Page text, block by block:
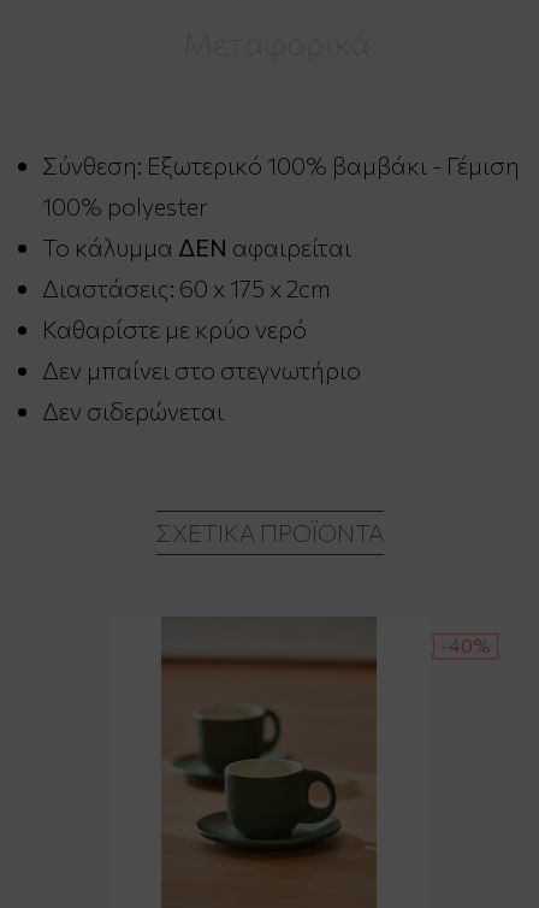
Σύνθεση: Εξωτερικό 100% βαμβάκι - Γέμιση
100% polyester
Το κάλυμμα ΔΕΝ αφαιρείται
Διαστάσεις: 60 x 175 x 2cm
Καθαρίστε με κρύο νερό
Δεν μπαίνει στο στεγνωτήριο
Δεν σιδερώνεται
ΣΧΕΤΙΚΆ ΠΡΟΪΌΝΤΑ
-40%